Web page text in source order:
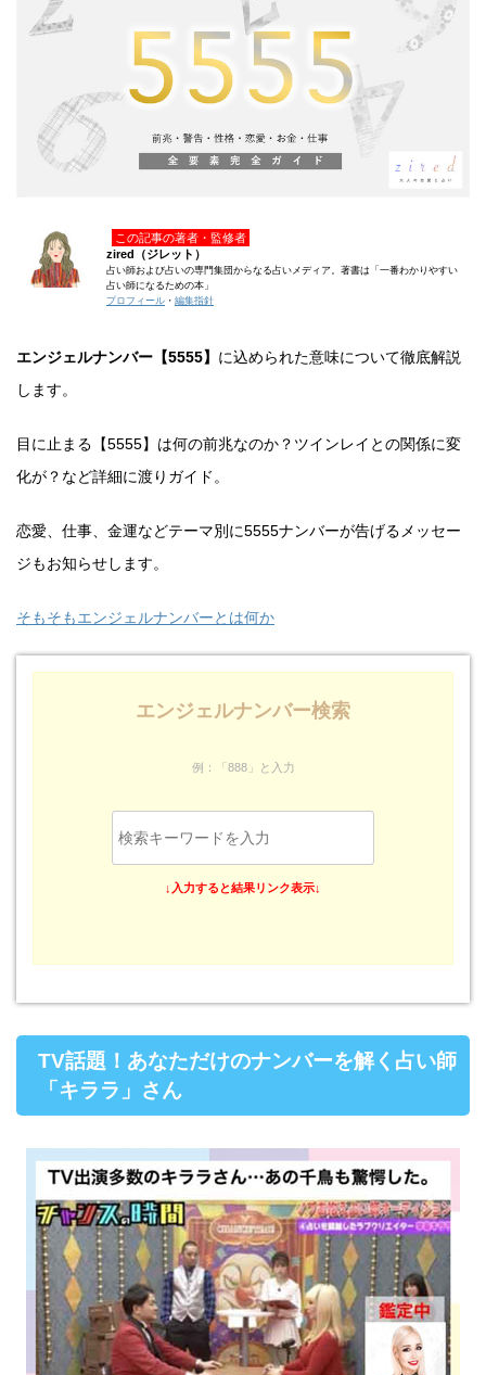
この記事の著者・監修者
zired（ジレット）
占い師および占いの専門集団からなる占いメディア。著書は「一番わかりやすい
占い師になるための本」
プロフィール ・ 編集指針
エンジェルナンバー【5555】 に込められた意味について徹底解説
します。
目に止まる【5555】は何の前兆なのか？ツインレイとの関係に変
化が？など詳細に渡りガイド。
恋愛、仕事、金運などテーマ別に5555ナンバーが告げるメッセー
ジもお知らせします。
そもそもエンジェルナンバーとは何か
エンジェルナンバー検索
例：「888」と入力
↓入力すると結果リンク表示↓
TV話題！あなただけのナンバーを解く占い師
「キララ」さん